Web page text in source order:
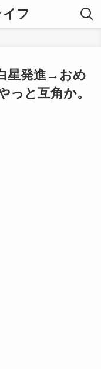
フ
星発進→おめ
っと互角か。